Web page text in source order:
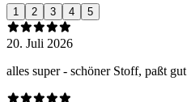
1 2 3 4 5
20. Juli 2026
alles super - schöner Stoff, paßt gut